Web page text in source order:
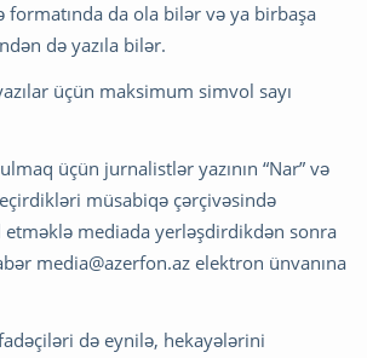
formatında da ola bilər və ya birbaşa
də yazıla bilər.
üçün maksimum simvol sayı
üçün jurnalistlər yazının “Nar” və
müsabiqə çərçivəsində
etməklə mediada yerləşdirdikdən sonra
media@azerfon.az elektron ünvanına
də eynilə, hekayələrini